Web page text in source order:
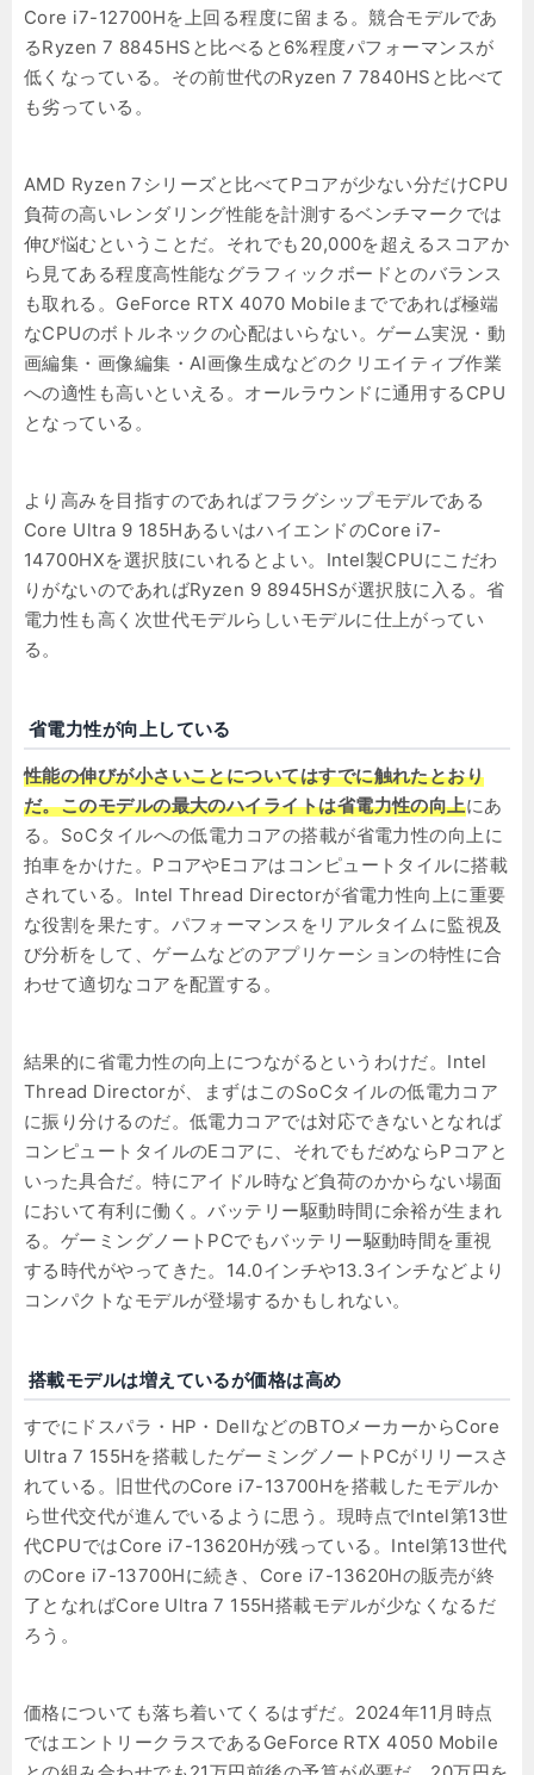
Core i7-12700Hを上回る程度に留まる。競合モデルであ
るRyzen 7 8845HSと比べると6%程度パフォーマンスが
低くなっている。その前世代のRyzen 7 7840HSと比べて
も劣っている。
AMD Ryzen 7シリーズと比べてPコアが少ない分だけCPU
負荷の高いレンダリング性能を計測するベンチマークでは
伸び悩むということだ。それでも20,000を超えるスコアか
ら見てある程度高性能なグラフィックボードとのバランス
も取れる。GeForce RTX 4070 Mobileまでであれば極端
なCPUのボトルネックの心配はいらない。ゲーム実況・動
画編集・画像編集・AI画像生成などのクリエイティブ作業
への適性も高いといえる。オールラウンドに通用するCPU
となっている。
より高みを目指すのであればフラグシップモデルである
Core Ultra 9 185HあるいはハイエンドのCore i7-
14700HXを選択肢にいれるとよい。Intel製CPUにこだわ
りがないのであればRyzen 9 8945HSが選択肢に入る。省
電力性も高く次世代モデルらしいモデルに仕上がってい
る。
省電力性が向上している
性能の伸びが小さいことについてはすでに触れたとおり
だ。このモデルの最大のハイライトは省電力性の向上にあ
る。SoCタイルへの低電力コアの搭載が省電力性の向上に
拍車をかけた。PコアやEコアはコンピュートタイルに搭載
されている。Intel Thread Directorが省電力性向上に重要
な役割を果たす。パフォーマンスをリアルタイムに監視及
び分析をして、ゲームなどのアプリケーションの特性に合
わせて適切なコアを配置する。
結果的に省電力性の向上につながるというわけだ。Intel
Thread Directorが、まずはこのSoCタイルの低電力コア
に振り分けるのだ。低電力コアでは対応できないとなれば
コンピュートタイルのEコアに、それでもだめならPコアと
いった具合だ。特にアイドル時など負荷のかからない場面
において有利に働く。バッテリー駆動時間に余裕が生まれ
る。ゲーミングノートPCでもバッテリー駆動時間を重視
する時代がやってきた。14.0インチや13.3インチなどより
コンパクトなモデルが登場するかもしれない。
搭載モデルは増えているが価格は高め
すでにドスパラ・HP・DellなどのBTOメーカーからCore
Ultra 7 155Hを搭載したゲーミングノートPCがリリースさ
れている。旧世代のCore i7-13700Hを搭載したモデルか
ら世代交代が進んでいるように思う。現時点でIntel第13世
代CPUではCore i7-13620Hが残っている。Intel第13世代
のCore i7-13700Hに続き、Core i7-13620Hの販売が終
了となればCore Ultra 7 155H搭載モデルが少なくなるだ
ろう。
価格についても落ち着いてくるはずだ。2024年11月時点
ではエントリークラスであるGeForce RTX 4050 Mobile